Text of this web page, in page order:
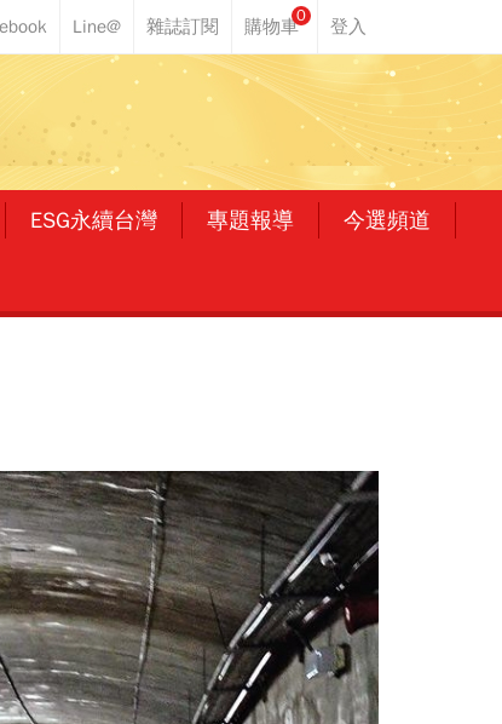
0
ESG永續台灣 專題報導 今選頻道